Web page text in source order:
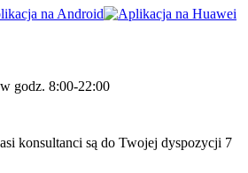
w godz. 8:00-22:00
konsultanci są do Twojej dyspozycji 7